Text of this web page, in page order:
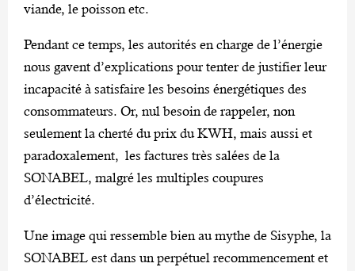
viande, le poisson etc.
Pendant ce temps, les autorités en charge de l’énergie
nous gavent d’explications pour tenter de justifier leur
incapacité à satisfaire les besoins énergétiques des
consommateurs. Or, nul besoin de rappeler, non
seulement la cherté du prix du KWH, mais aussi et
paradoxalement, les factures très salées de la
SONABEL, malgré les multiples coupures
d’électricité.
Une image qui ressemble bien au mythe de Sisyphe, la
SONABEL est dans un perpétuel recommencement et